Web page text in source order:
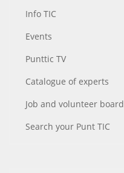
Info TIC
Events
Punttic TV
Catalogue of experts
Job and volunteer board
Search your Punt TIC